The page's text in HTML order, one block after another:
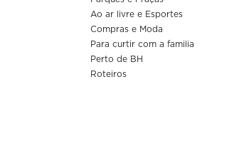
Ao ar livre e Esportes
Compras e Moda
Para curtir com a familia
Perto de BH
Roteiros